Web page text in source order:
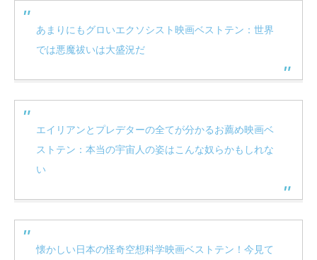
あまりにもグロいエクソシスト映画ベストテン：世界
では悪魔祓いは大盛況だ
エイリアンとプレデターの全てが分かるお薦め映画ベ
ストテン：本当の宇宙人の姿はこんな奴らかもしれな
い
懐かしい日本の怪奇空想科学映画ベストテン！今見て